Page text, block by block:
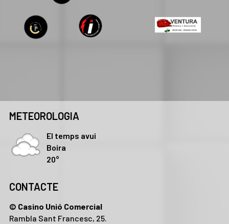
METEOROLOGIA
El temps avui
Boira
20°
CONTACTE
© Casino Unió Comercial
Rambla Sant Francesc, 25.